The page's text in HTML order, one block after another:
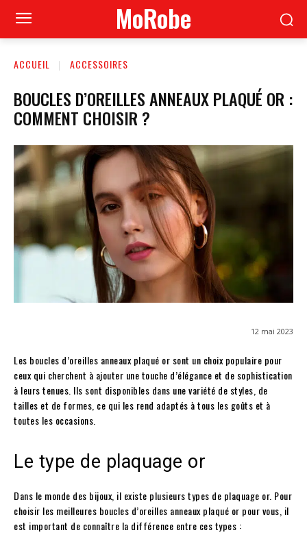
MoRobe
ACCUEIL ACCESSOIRES
BOUCLES D’OREILLES ANNEAUX PLAQUÉ OR :
COMMENT CHOISIR ?
12 mai 2023
Les boucles d’oreilles anneaux plaqué or sont un choix populaire pour
ceux qui cherchent à ajouter une touche d’élégance et de sophistication
à leurs tenues. Ils sont disponibles dans une variété de styles, de
tailles et de formes, ce qui les rend adaptés à tous les goûts et à
toutes les occasions.
Le type de plaquage or
Dans le monde des bijoux, il existe plusieurs types de plaquage or. Pour
choisir les meilleures boucles d’oreilles anneaux plaqué or pour vous, il
est important de connaître la différence entre ces types :